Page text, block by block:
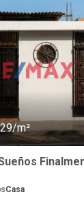
m²
Casa